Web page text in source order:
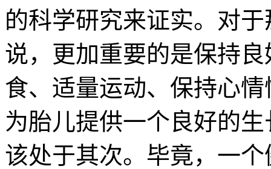
的科学研究来证实。对
说，更加重要的是保持
食、适量运动、保持心
为胎儿提供一个良好的
该处于其次。毕竟，一